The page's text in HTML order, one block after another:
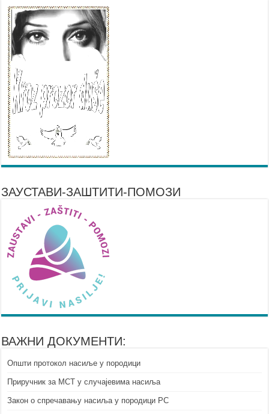
ЗАУСТАВИ-ЗАШТИТИ-ПОМОЗИ
ВАЖНИ ДОКУМЕНТИ:
Општи протокол насиље у породици
Приручник за МСТ у случајевима насиља
Закон о спречавању насиља у породици РС